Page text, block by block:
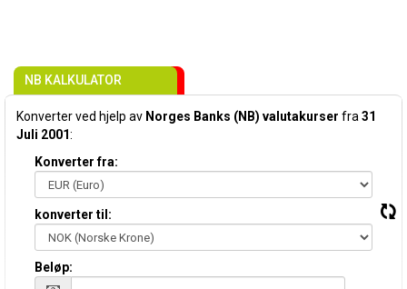
NB KALKULATOR
Konverter ved hjelp av Norges Banks (NB) valutakurser fra 31
Juli 2001:
Konverter fra:
konverter til:
Beløp: